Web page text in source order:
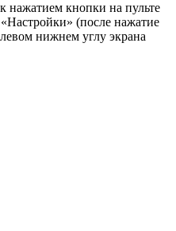
нажатием кнопки на пульте
(после нажатие
нижнем углу экрана